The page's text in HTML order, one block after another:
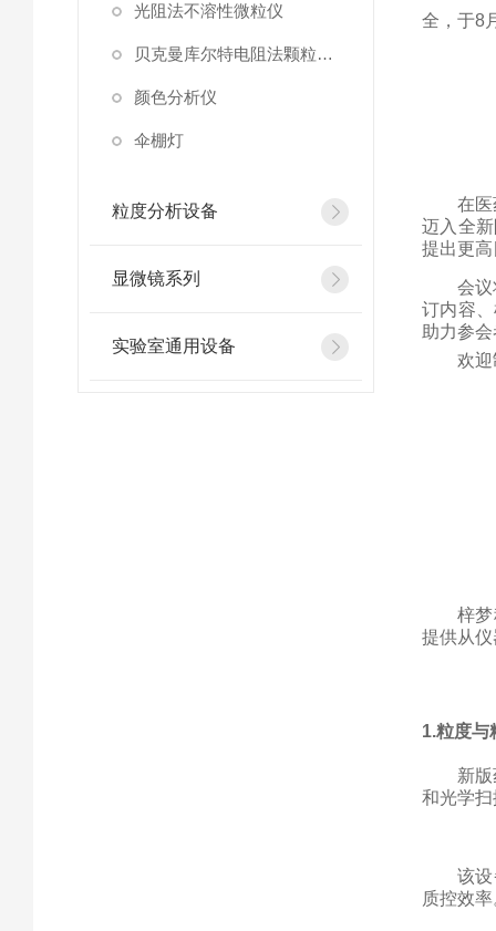
光阻法不溶性微粒仪
贝克曼库尔特电阻法颗粒计数器
颜色分析仪
伞棚灯
粒度分析设备
显微镜系列
实验室通用设备
全，于8
在
迈入全
提出更
会
订内容
助力参
欢
梓
提供从
1.粒度与
新
和光学
该
质控效